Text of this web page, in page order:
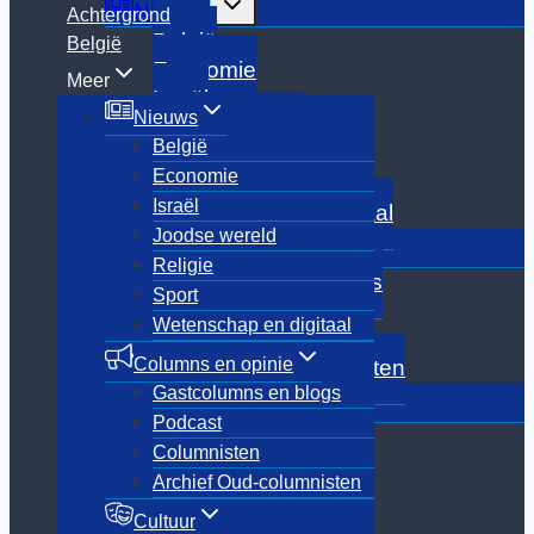
Achtergrond
België
Meer
Nieuws
België
Economie
Israël
Joodse wereld
Religie
Sport
Wetenschap en digitaal
Columns en opinie
Gastcolumns en blogs
Podcast
Columnisten
Archief Oud-columnisten
Cultuur
Nieuws
België
Economie
Israël
Joodse wereld
Religie
Sport
Wetenschap en digitaal
Columns en opinie submenu
Gastcolumns en blogs
Podcast
Columnisten
Archief Oud-columnisten
Cultuur
Toggle
submenu
Boeken
Culinair
Film
Media